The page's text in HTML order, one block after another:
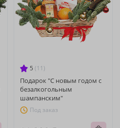
5 (11)
Подарок "С новым годом с
безалкогольным
шампанским"
Под заказ